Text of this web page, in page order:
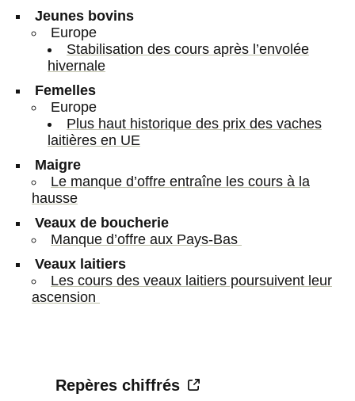
Jeunes bovins
Europe
Stabilisation des cours après l’envolée
hivernale
Femelles
Europe
Plus haut historique des prix des vaches
laitières en UE
Maigre
Le manque d’offre entraîne les cours à la
hausse
Veaux de boucherie
Manque d’offre aux Pays-Bas
Veaux laitiers
Les cours des veaux laitiers poursuivent leur
ascension
Repères chiffrés